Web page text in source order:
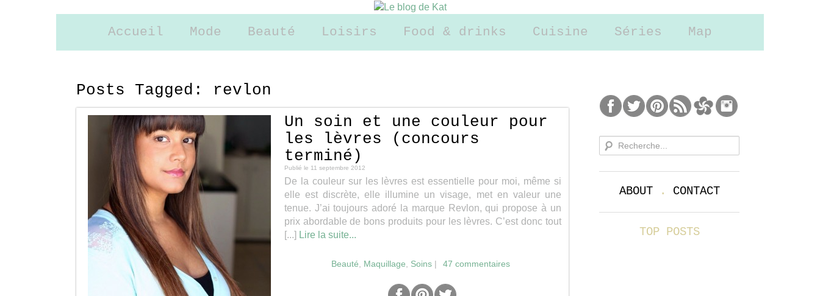
Accueil Mode Beauté Loisirs Food & drinks Cuisine Séries Map
Posts Tagged:
revlon
Un soin et une couleur pour
les lèvres (concours
terminé)
Publié le 11 septembre 2012
De la couleur sur les lèvres est essentielle pour moi, même si
elle est discrète, elle illumine un visage, met en valeur une
tenue. J’ai toujours adoré la marque Revlon, qui propose à un
prix abordable de bons produits pour les lèvres. C’est donc tout
[...] Lire la suite...
Beauté Maquillage Soins | 47 commentaires
ABOUT. CONTACT
TOP POSTS